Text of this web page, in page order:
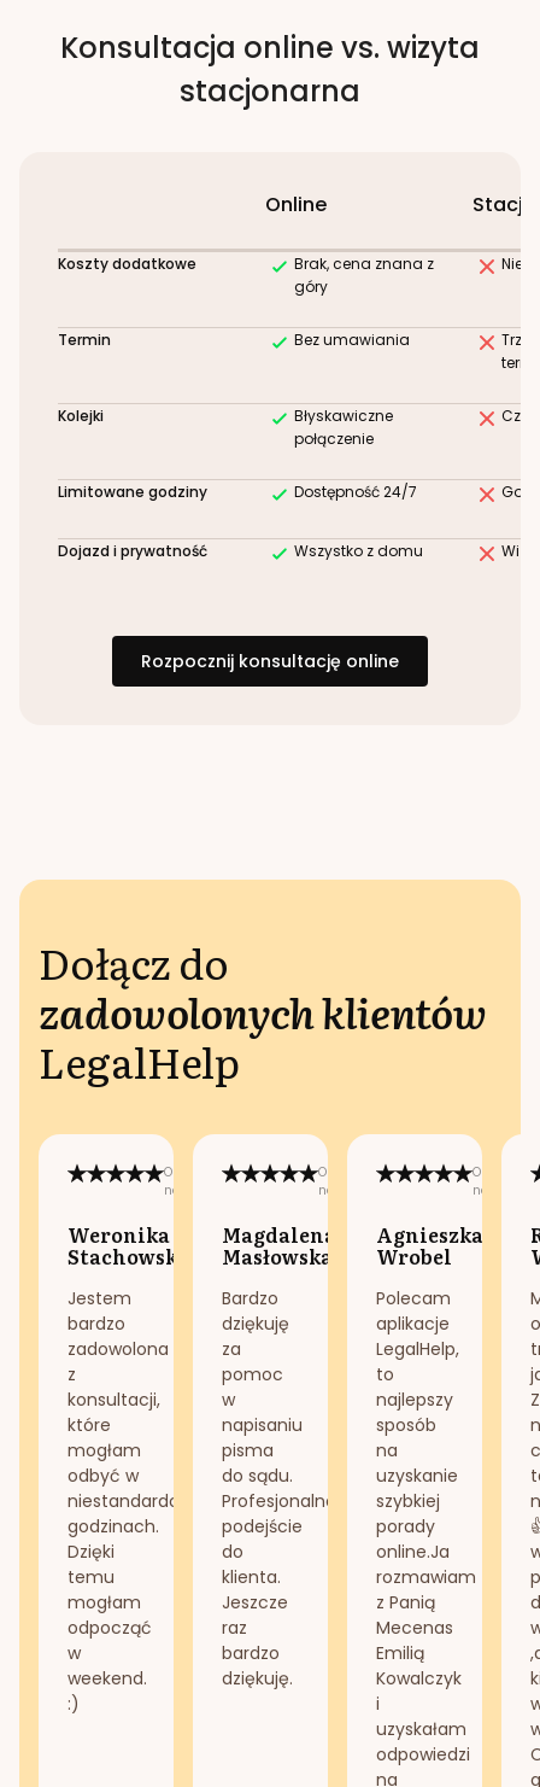
Konsultacja online vs. wizyta
stacjonarna
Online
Koszty dodatkowe
Brak, cena znana z
góry
Termin Bez umawiania
Kolejki
Błyskawiczne
połączenie
Limitowane godziny Dostępność 24/7
Dojazd i prywatność Wszystko z domu
Rozpocznij konsultację online
Dołącz do
zadowolonych klientów
LegalHelp
Opublikowano
na:
Weronika
Stachowska
Jestem
bardzo
zadowolona
z
konsultacji,
które
mogłam
odbyć w
niestandardowych
godzinach.
Dzięki
temu
mogłam
odpocząć
w
weekend.
:)
Opublikowano
na:
Magdalena
Masłowska
Bardzo
dziękuję
za
pomoc
w
napisaniu
pisma
do sądu.
Profesjonalne
podejście
do
klienta.
Jeszcze
raz
bardzo
dziękuję.
na:
Agnieszka
Wrobel
Polecam
aplikacje
LegalHelp,
to
najlepszy
sposób
na
uzyskanie
szybkiej
porady
online.Ja
rozmawiam
z Panią
Mecenas
Emilią
Kowalczyk
i
uzyskałam
odpowiedzi
na